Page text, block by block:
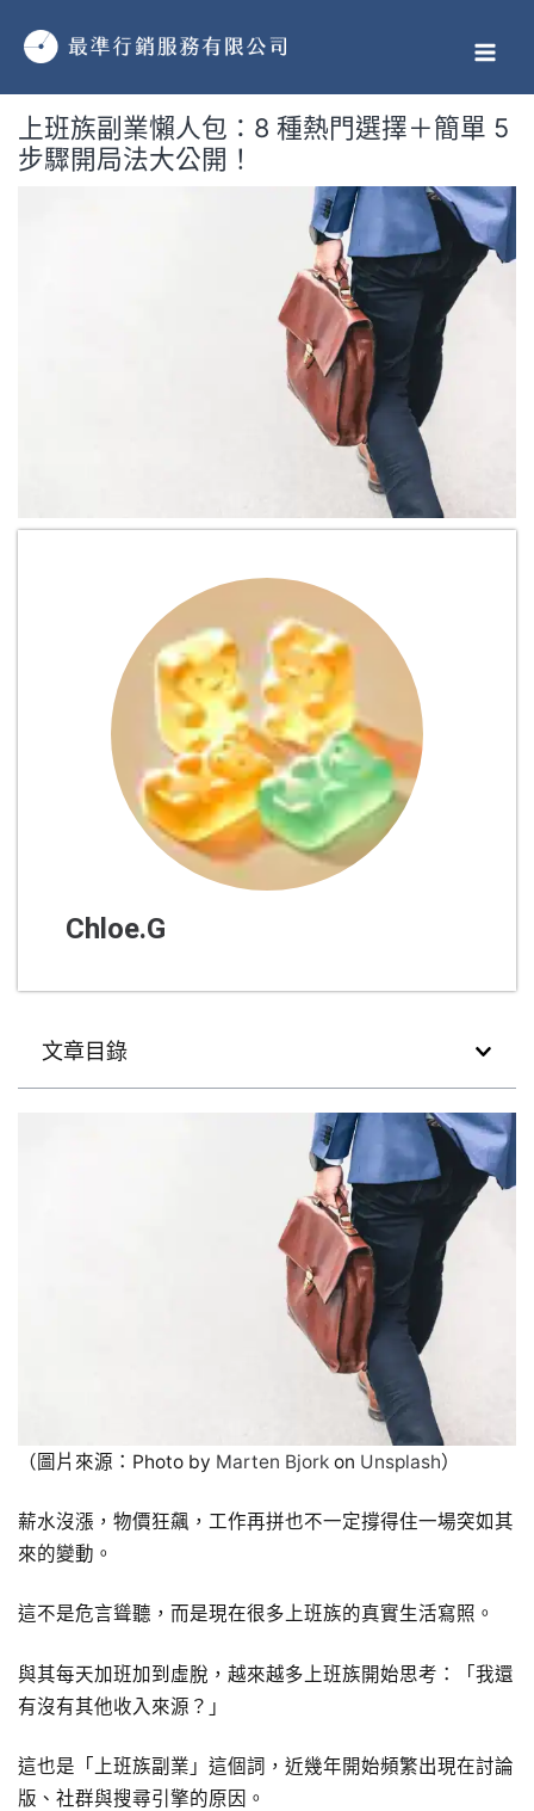
上班族副業懶人包：8 種熱門選擇＋簡單 5
步驟開局法大公開！
Chloe.G
文章目錄
（圖片來源：Photo by Marten Bjork on Unsplash）
薪水沒漲，物價狂飆，工作再拼也不一定撐得住一場突如其
來的變動。
這不是危言聳聽，而是現在很多上班族的真實生活寫照。
與其每天加班加到虛脫，越來越多上班族開始思考：「我還
有沒有其他收入來源？」
這也是「上班族副業」這個詞，近幾年開始頻繁出現在討論
版、社群與搜尋引擎的原因。